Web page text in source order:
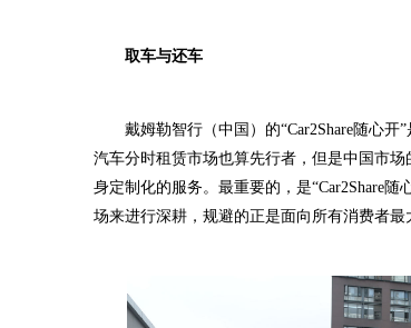
取车与还车
戴姆勒智行（中国）的“Car2Share随心开
汽车分时租赁市场也算先行者，但是中国市
身定制化的服务。最重要的，是“Car2Share随
场来进行深耕，规避的正是面向所有消费者最